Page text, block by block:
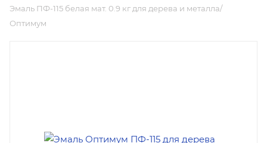
Эмаль ПФ-115 белая мат. 0.9 кг для дерева и металла/
Оптимум